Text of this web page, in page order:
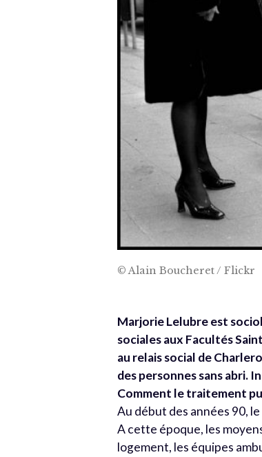
© Alain Boucheret / Flickr
Marjorie Lelubre est
sociales aux Facultés
au relais social de
des personnes sans abri.
Comment le traitement
Au début des années 90,
A cette époque, les
logement, les équipes